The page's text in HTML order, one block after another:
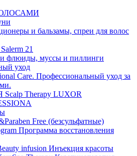
и бальзамы, спреи для волос
21
флюиды, муссы и пиллинги
уход
Care. Профессиональный уход за
Therapy LUXOR
Free (безсульфатные)
Программа восстановления
infusion Инъекция красоты